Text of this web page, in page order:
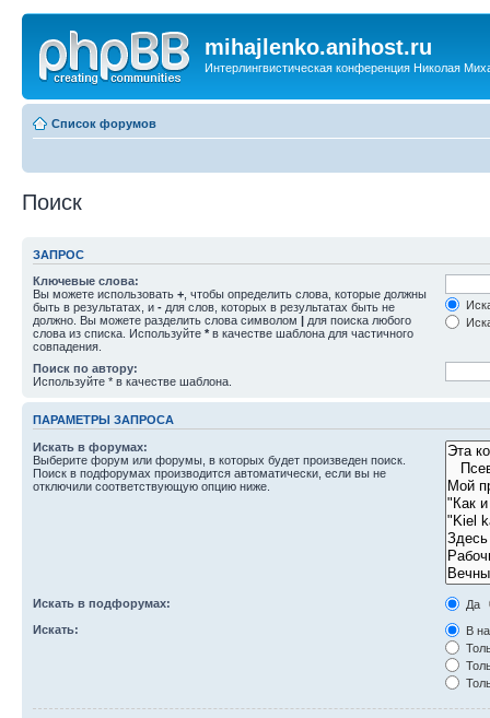
mihajlenko.anihost.ru
Интерлингвистическая конференция Николая
Список форумов
Поиск
ЗАПРОС
Ключевые слова:
Вы можете использовать + , чтобы определить слова, которые должны
быть в результатах, и - для слов, которых в результатах быть не
должно. Вы можете разделить слова символом | для поиска любого
слова из списка. Используйте * в качестве шаблона для частичного
совпадения.
Поиск по автору:
Используйте * в качестве шаблона.
ПАРАМЕТРЫ ЗАПРОСА
Искать в форумах:
Выберите форум или форумы, в которых будет произведен поиск.
Поиск в подфорумах производится автоматически, если вы не
отключили соответствующую опцию ниже.
Искать в подфорумах:
Да
Искать:
В